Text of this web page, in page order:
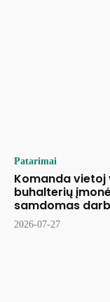
Patarimai
Komanda
buhalterių
samdomas
2026-07-27